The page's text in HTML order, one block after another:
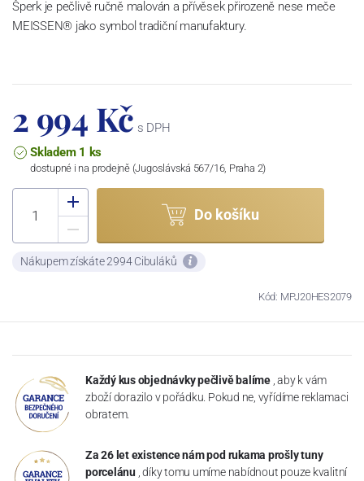
Šperk je pečlivě ručně malován a přívěsek přirozeně nese meče
MEISSEN® jako symbol tradiční manufaktury.
2 994 Kč s DPH
Skladem 1 ks
dostupné i na prodejně (Jugoslávská 567/16, Praha 2)
Do košíku
Nákupem získáte 2994 Cibuláků
Kód: MPJ20HES2079
Každý kus objednávky pečlivě balíme , aby k vám
zboží dorazilo v pořádku. Pokud ne, vyřídíme reklamaci
obratem.
Za 26 let existence nám pod rukama prošly tuny
porcelánu , díky tomu umíme nabídnout pouze kvalitní